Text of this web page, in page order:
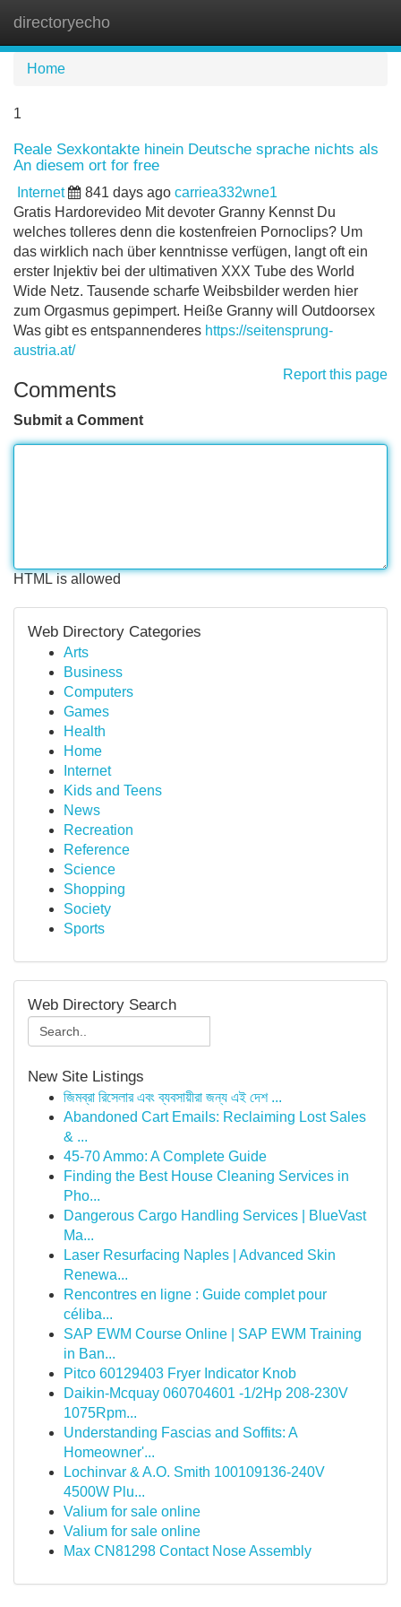
directoryecho
Home
1
Reale Sexkontakte hinein Deutsche sprache nichts als
An diesem ort for free
Internet 841 days ago carriea332wne1
Gratis Hardorevideo Mit devoter Granny Kennst Du
welches tolleres denn die kostenfreien Pornoclips? Um
das wirklich nach über kenntnisse verfügen, langt oft ein
erster Injektiv bei der ultimativen XXX Tube des World
Wide Netz. Tausende scharfe Weibsbilder werden hier
zum Orgasmus gepimpert. Heiße Granny will Outdoorsex
Was gibt es entspannenderes https://seitensprung-
austria.at/
Report this page
Comments
Submit a Comment
HTML is allowed
Web Directory Categories
Arts
Business
Computers
Games
Health
Home
Internet
Kids and Teens
News
Recreation
Reference
Science
Shopping
Society
Sports
Web Directory Search
New Site Listings
জিমব্রা রিসেলার এবং ব্যবসায়ীরা জন্য এই দেশ ...
Abandoned Cart Emails: Reclaiming Lost Sales
& ...
45-70 Ammo: A Complete Guide
Finding the Best House Cleaning Services in
Pho...
Dangerous Cargo Handling Services | BlueVast
Ma...
Laser Resurfacing Naples | Advanced Skin
Renewa...
Rencontres en ligne : Guide complet pour
céliba...
SAP EWM Course Online | SAP EWM Training
in Ban...
Pitco 60129403 Fryer Indicator Knob
Daikin-Mcquay 060704601 -1/2Hp 208-230V
1075Rpm...
Understanding Fascias and Soffits: A
Homeowner'...
Lochinvar & A.O. Smith 100109136-240V
4500W Plu...
Valium for sale online
Valium for sale online
Max CN81298 Contact Nose Assembly